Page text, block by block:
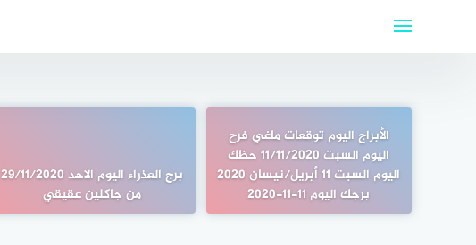
الأبراج اليوم توقعات ماغي فرح
اليوم السبت 11/11/2020 حظك
اليوم السبت 11 أبريل/نيسان 2020
برجك اليوم 11-11-2020
برج العذراء اليوم الاحد 29/11/2020
من جاكلين عقيقي